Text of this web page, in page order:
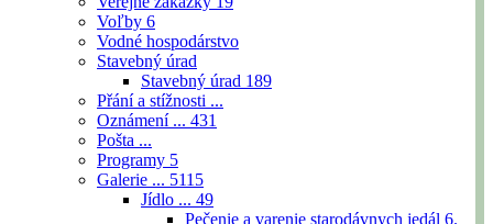
Voľby 6
Vodné hospodárstvo
Stavebný úrad
Stavebný úrad 189
Přání a stížnosti ...
Oznámení ... 431
Pošta ...
Programy 5
Galerie ... 5115
Jídlo ... 49
Pečenie a varenie starodávnych jedál 6.